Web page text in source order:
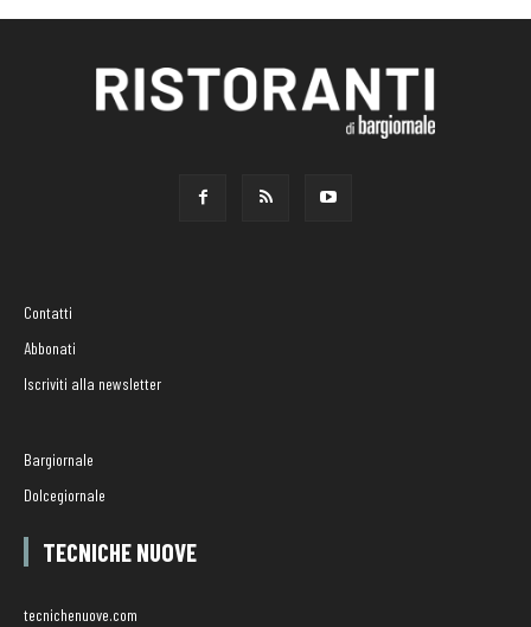
Contatti
Abbonati
Iscriviti alla newsletter
Bargiornale
Dolcegiornale
TECNICHE NUOVE
tecnichenuove.com